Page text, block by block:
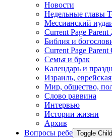
Новости
Недельные главы
Мессианский
Current Page Parent
Библия и
Current Page Parent
Семья и брак
Календарь и
Израиль,
Мир, общество,
Слово раввина
Интервью
Истории жизни
Архив
Вопросы ребе Toggle